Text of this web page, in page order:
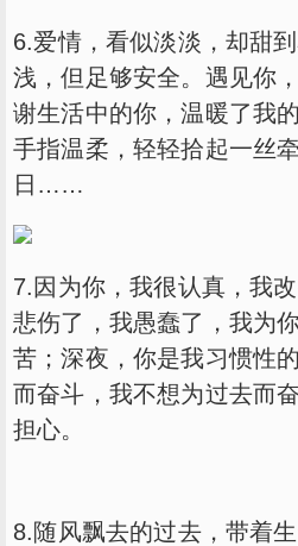
6.爱情，看似淡淡，却甜
浅，但足够安全。遇见你
谢生活中的你，温暖了我
手指温柔，轻轻拾起一丝
日……
7.因为你，我很认真，我
悲伤了，我愚蠢了，我为
苦；深夜，你是我习惯性
而奋斗，我不想为过去而
担心。
8.随风飘去的过去，带着